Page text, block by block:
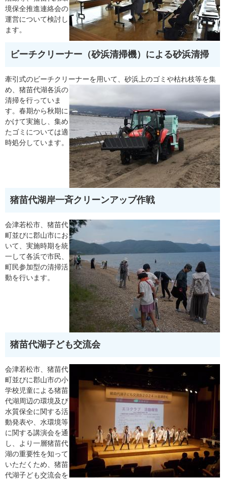
境保全推進連絡会の
運営について検討し
ます。
ビーチクリーナー（砂浜清掃機）による砂浜清掃
牽引式のビーチクリーナーを⽤いて、砂浜上のゴミや枯れ枝等を集
め、猪苗代湖各浜の
清掃を⾏っていま
す。春期から秋期に
かけて実施し、集め
たゴミについては適
時処分しています。
猪苗代湖岸⼀⻫クリーンアップ作戦
会津若松市、猪苗代
町並びに郡⼭市にお
いて、実施時期を統
⼀して各浜で市⺠、
町⺠参加型の清掃活
動を⾏います。
猪苗代湖⼦ども交流会
会津若松市、猪苗代
町並びに郡⼭市の⼩
学校児童による猪苗
代湖周辺の環境及び
⽔質保全に関する活
動発表や、⽔環境等
に関する講演会を通
し、より⼀層猪苗代
湖の重要性を知って
いただくため、猪苗
代湖⼦ども交流会を